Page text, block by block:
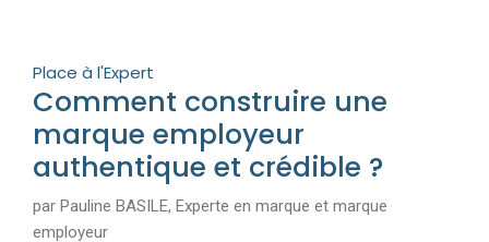
Place à l'Expert
Comment construire une
marque employeur
authentique et crédible ?
par Pauline BASILE, Experte en marque et marque
employeur